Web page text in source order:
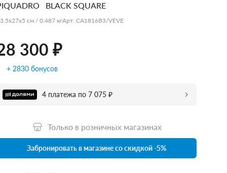
ECHOLAC PIQUADRO
PIQUADRO CARPISA
PIQUADRO
PIQUADRO
PORSCHE
DESIGN
ECHOLAC
TUMI
с лазерной гравировкой
BLACK SQUARE
см / 0.487 кгАрт. CA1816B3/VEVE
300 ₽
+ 2830 бонусов
4 платежа по 7 075 ₽
Только в розничных магазинах
Забронировать в магазине со скидкой -5%